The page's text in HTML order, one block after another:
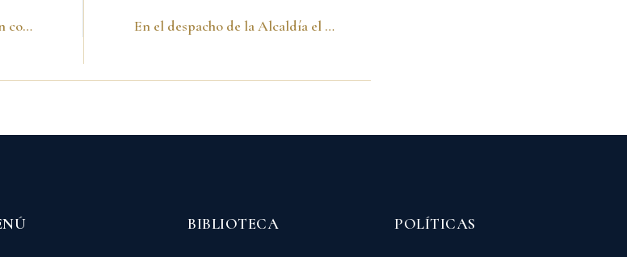
Foro de Alcaldes en Medellín con Luis Carlos Galán. Septiembre de 1988 En el despacho de la Alcaldía el día de mi posesión. Bogotá 01 de junio de 1988
BIBLIOTECA POLÍTICAS